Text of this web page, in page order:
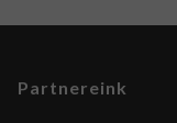
Partnereink